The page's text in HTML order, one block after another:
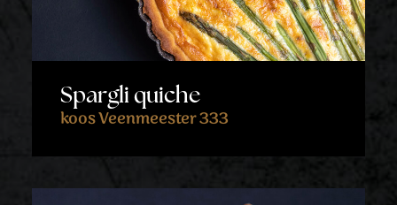
Spargli quiche
koos Veenmeester 333